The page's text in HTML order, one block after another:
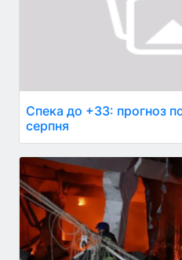
Спека до +33: прогноз
серпня